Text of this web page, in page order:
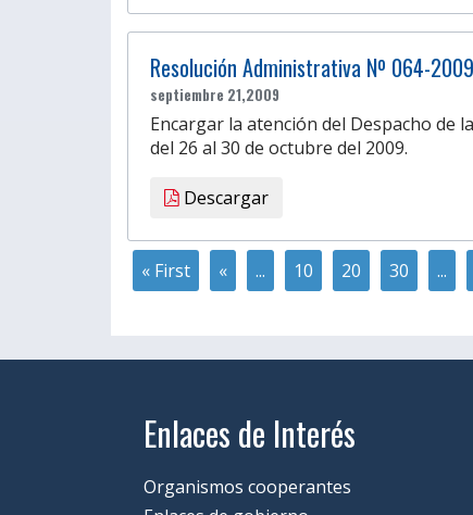
Resolución Administrativa Nº 064-
septiembre 21,2009
Encargar la atención del Despacho de
del 26 al 30 de octubre del 2009.
Descargar
« First « ... 10 20 30 ...
Enlaces de Interés
Organismos cooperantes